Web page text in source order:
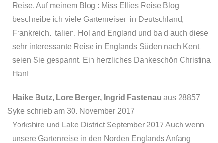
Reise. Auf meinem Blog : Miss Ellies Reise Blog
beschreibe ich viele Gartenreisen in Deutschland,
Frankreich, Italien, Holland England und bald auch diese
sehr interessante Reise in Englands Süden nach Kent,
seien Sie gespannt. Ein herzliches Dankeschön Christina
Hanf
Haike Butz, Lore Berger, Ingrid Fastenau aus 28857
Syke schrieb am 30. November 2017
Yorkshire und Lake District September 2017 Auch wenn
unsere Gartenreise in den Norden Englands Anfang